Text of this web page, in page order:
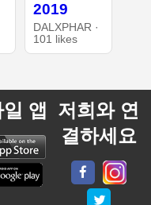
2019
DALXPHAR ·
101 likes
앱 저희와 연
결하세요